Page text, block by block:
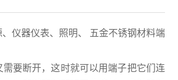
仪器仪表、照明、 五金不锈钢材料端
要断开，这时就可以用端子把它们连